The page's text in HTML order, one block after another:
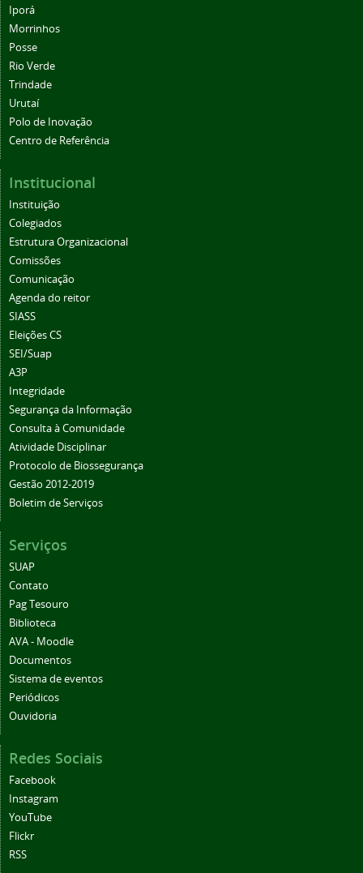
Iporá
Morrinhos
Posse
Rio Verde
Trindade
Urutaí
Polo de Inovação
Centro de Referência
Institucional
Instituição
Colegiados
Estrutura Organizacional
Comissões
Comunicação
Agenda do reitor
SIASS
Eleições CS
SEI/Suap
A3P
Integridade
Segurança da Informação
Consulta à Comunidade
Atividade Disciplinar
Protocolo de Biossegurança
Gestão 2012-2019
Boletim de Serviços
Serviços
SUAP
Contato
Pag Tesouro
Biblioteca
AVA - Moodle
Documentos
Sistema de eventos
Periódicos
Ouvidoria
Redes Sociais
Facebook
Instagram
YouTube
Flickr
RSS